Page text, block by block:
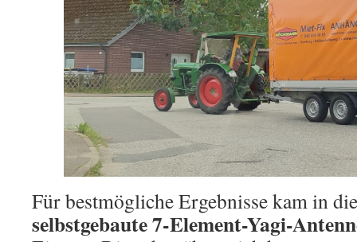
Für bestmögliche Ergebnisse kam in
selbstgebaute 7-Element-Yagi-